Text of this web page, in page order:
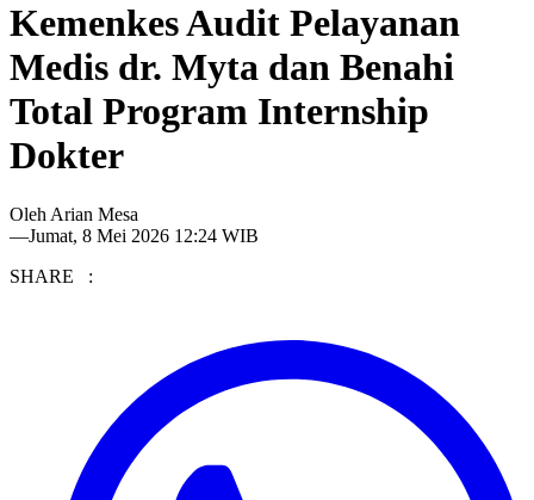
Kemenkes Audit Pelayanan
Medis dr. Myta dan Benahi
Total Program Internship
Dokter
Oleh Arian Mesa
—Jumat, 8 Mei 2026 12:24 WIB
SHARE :